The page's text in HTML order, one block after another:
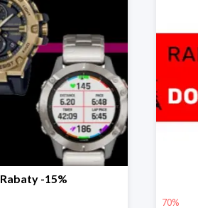
Rabaty -15%
70%